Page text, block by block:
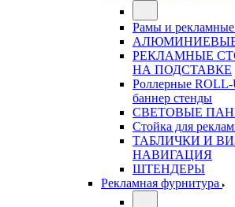
Рамы и рекламные
РЕКЛАМНЫЕ
НА ПОДСТАВКЕ
Роллерные
баннер стенды
СВЕТОВЫЕ
Стойка для
ТАБЛИЧКИ И
НАВИГАЦИЯ
ШТЕНДЕРЫ
Рекламная фурнитура